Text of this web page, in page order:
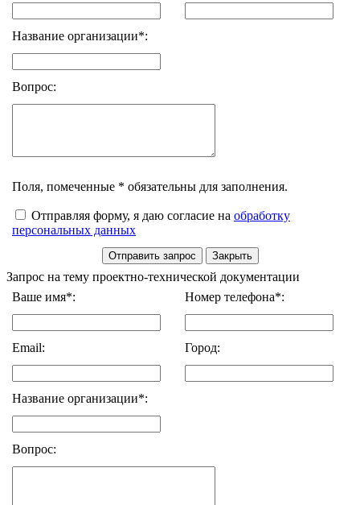
Название организации*:
Вопрос:
Поля, помеченные * обязательны для заполнения.
Отправляя форму, я даю согласие на обработку
персональных данных
Запрос на тему проектно-технической документации
Ваше имя*:
Номер телефона*:
Email: Город:
Название организации*:
Вопрос: